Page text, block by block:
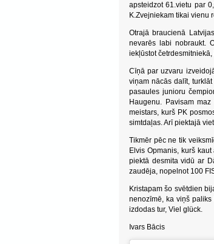
apsteidzot 61.vietu par
K.Zvejniekam tikai vienu
Otrajā braucienā
nevarēs labi nobraukt.
iekļūstot
Cīņā par uzvaru
viņam nācās dalīt,
pasaules junioru
Haugenu. Pavisam
meistars, kurš PK
simtdaļas. Arī piektajā
Tikmēr pēc ne tik
Elvis Opmanis, kurš
piektā desmita vidū ar
zaudēja, nopelnot 100
Kristapam šo svētdien
nenozīmē, ka viņš
izdodas tur, Viel glück.
Ivars Bācis